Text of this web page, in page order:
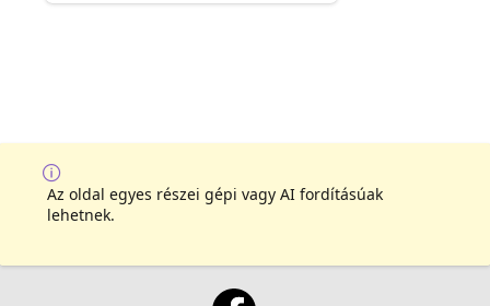
Az oldal egyes részei gépi vagy AI fordításúak
lehetnek.